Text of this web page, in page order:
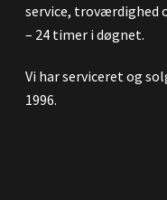
service, troværdighed
– 24 timer i døgnet.
Vi har serviceret og
1996.